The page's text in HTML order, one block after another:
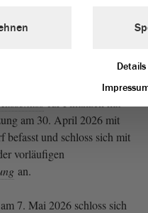
Ausschüsse, die mit 7 : 2 :
des Gesetzentwurfs in
empfahl.
am 30. April 2026 mit
befasst und schloss sich mit
vorläufigen
an.
7. Mai 2026 schloss sich